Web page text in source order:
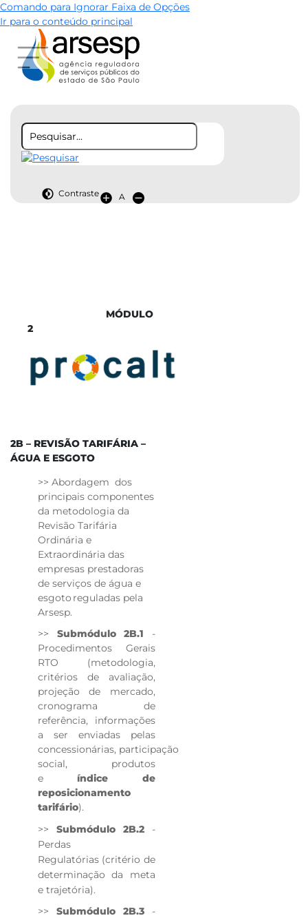
Comando para Ignorar Faixa de Opções
Ir para o conteúdo principal
Contraste A
MÓD​​ULO
2
​2B – REVISÃO TARIFÁRIA –
ÁGUA E ESGOTO
>> Abordagem dos
principais componentes
da metodologia da
Revisão Tarifária
Ordinária e
Extraordinária das
empresas prestadoras
de serviços de água e
esgoto reguladas pela
Arsesp.
>> Submódulo 2B.1 -
Procedimentos Gerais
RTO (metodologia,
critérios de avaliação,
projeção de mercado,
cronograma de
referência, informações
a ser enviadas pelas
concessionárias, participação
social, produtos
e índice de
reposicionamento
tarifário).
>> Submódulo 2B.2-
Perdas
Regulatórias (critério de
determinação da meta
e trajetória).
>> Submódulo 2B.3-